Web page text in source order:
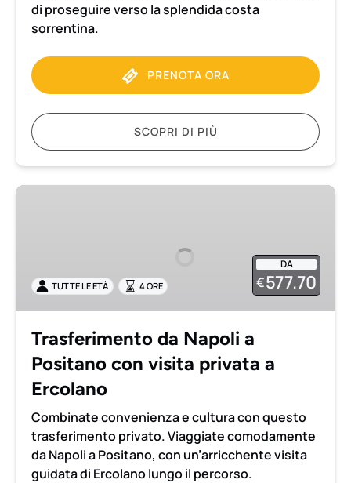
di proseguire verso la splendida costa
sorrentina.
PRENOTA ORA
SCOPRI DI PIÙ
Trasferimento
con
visita
Ercolano
DA
€577.70
TUTTE LE ETÀ 4 ORE
Trasferimento da Napoli a
Positano con visita privata a
Ercolano
Combinate convenienza e cultura con questo
trasferimento privato. Viaggiate comodamente
da Napoli a Positano, con un’arricchente visita
guidata di Ercolano lungo il percorso.